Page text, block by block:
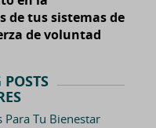
de tus sistemas de
de voluntad
Tu Bienestar